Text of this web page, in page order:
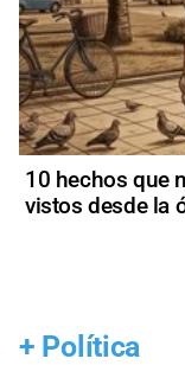
10 hechos que
vistos desde la
+ Política